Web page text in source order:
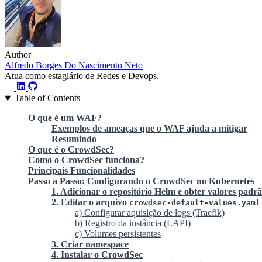
Author
Alfredo Borges Do Nascimento Neto
Atua como estagiário de Redes e Devops.
Table of Contents
O que é um WAF?
Exemplos de ameaças que o WAF ajuda a mitigar
Resumindo
O que é o CrowdSec?
Como o CrowdSec funciona?
Principais Funcionalidades
Passo a Passo: Configurando o CrowdSec no Kubernetes
1. Adicionar o repositório Helm e obter valores
2. Editar o arquivo crowdsec-default-values.yaml
a) Configurar aquisição de logs (Traefik)
b) Registro da instância (LAPI)
c) Volumes persistentes
3. Criar namespace
4. Instalar o CrowdSec